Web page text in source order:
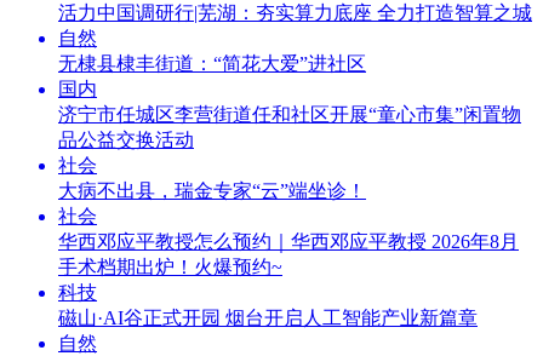
活力中国调研行|芜湖：夯实算力底座 全力打造智算之城
自然
无棣县棣丰街道：“简花大爱”进社区
国内
济宁市任城区李营街道任和社区开展“童心市集”闲置物
品公益交换活动
社会
大病不出县，瑞金专家“云”端坐诊！
社会
华西邓应平教授怎么预约｜华西邓应平教授 2026年8月
手术档期出炉！火爆预约~
科技
磁山·AI谷正式开园 烟台开启人工智能产业新篇章
自然